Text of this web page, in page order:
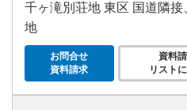
千ヶ滝別荘地 東区 国道隣
地
お問合せ
資料請求
資料
リスト